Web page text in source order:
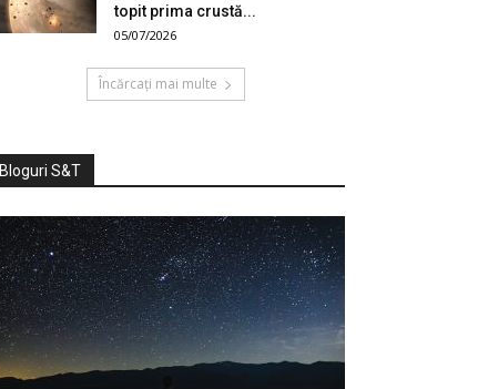
topit prima crustă...
05/07/2026
Încărcați mai multe
Bloguri S&T